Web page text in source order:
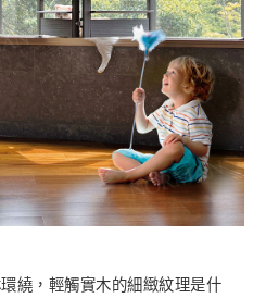
繞，輕觸實木的細緻紋理是什